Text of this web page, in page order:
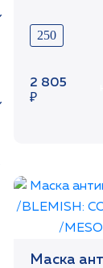
250
2 805
₽
Маска